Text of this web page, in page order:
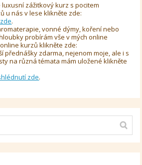
zážitkový kurz s pocitem
u nás v lese klikněte zde:
.
vonné dýmy, koření nebo
probírám vše v mých online
kurzů klikněte zde:
přednášky zdarma, nejenom moje, ale i s
na různá témata mám uložené klikněte
zde.